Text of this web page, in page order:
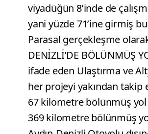
viyadüğün 8’inde de
yani yüzde 71’ine girmiş
Parasal gerçekleşme
DENİZLİ’DE BÖLÜNMÜŞ
ifade eden Ulaştırma ve
her projeyi yakından takip
67 kilometre bölünmüş yol
369 kilometre bölünmüş